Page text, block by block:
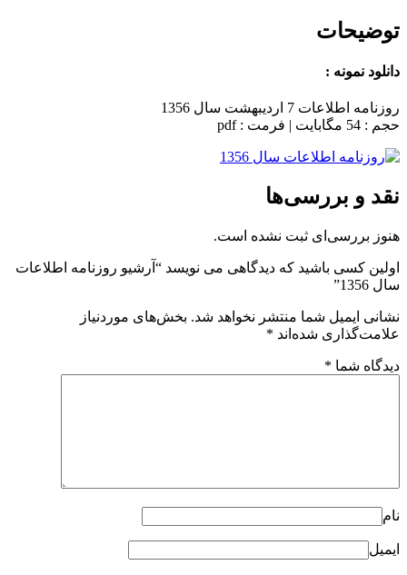
توضیحات
دانلود نمونه :
روزنامه اطلاعات 7 اردیبهشت سال 1356
حجم : 54 مگابایت | فرمت : pdf
نقد و بررسی‌ها
هنوز بررسی‌ای ثبت نشده است.
اولین کسی باشید که دیدگاهی می نویسد “آرشیو روزنامه اطلاعات
سال 1356”
نشانی ایمیل شما منتشر نخواهد شد. بخش‌های موردنیاز
علامت‌گذاری شده‌اند *
دیدگاه شما *
نام
ایمیل